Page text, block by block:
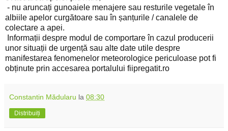
- nu aruncați gunoaiele menajere sau resturile vegetale în
albiile apelor curgătoare sau în șanțurile / canalele de
colectare a apei.
Informații despre modul de comportare în cazul producerii
unor situații de urgență sau alte date utile despre
manifestarea fenomenelor meteorologice periculoase pot fi
obținute prin accesarea portalului fiipregatit.ro
Constantin Mădularu la 08:30
Distribuiți